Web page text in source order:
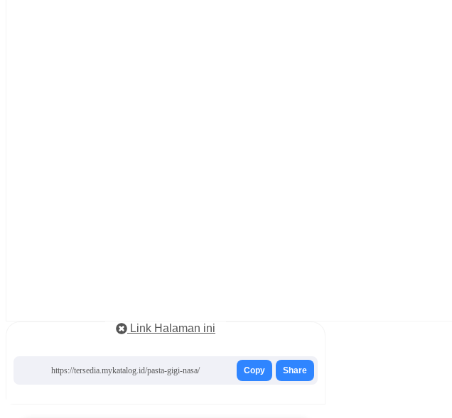
Link Halaman ini
https://tersedia.mykatalog.id/pasta-gigi-nasa/ Copy Share